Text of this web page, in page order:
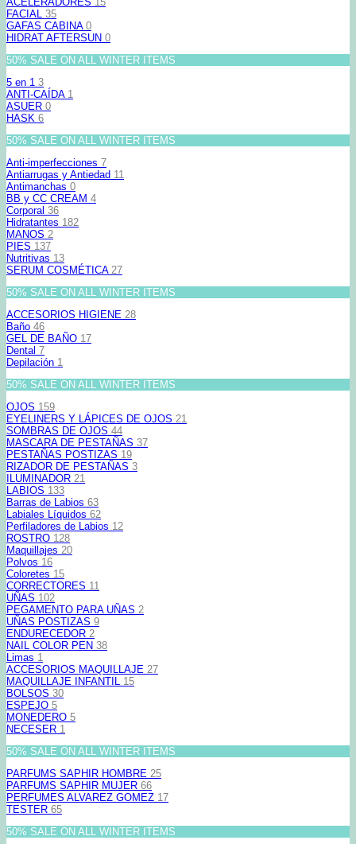
FACIAL 35
GAFAS CABINA 0
HIDRAT AFTERSUN 0
50% SALE ON ALL WINTER ITEMS
5 en 1 3
ANTI-CAÍDA 1
ASUER 0
HASK 6
50% SALE ON ALL WINTER ITEMS
Anti-imperfecciones 7
Antiarrugas y Antiedad 11
Antimanchas 0
BB y CC CREAM 4
Corporal 36
Hidratantes 182
MANOS 2
PIES 137
Nutritivas 13
SERUM COSMÉTICA 27
50% SALE ON ALL WINTER ITEMS
ACCESORIOS HIGIENE 28
Baño 46
GEL DE BAÑO 17
Dental 7
Depilación 1
50% SALE ON ALL WINTER ITEMS
OJOS 159
EYELINERS Y LÁPICES DE OJOS 21
SOMBRAS DE OJOS 44
MASCARA DE PESTAÑAS 37
PESTAÑAS POSTIZAS 19
RIZADOR DE PESTAÑAS 3
ILUMINADOR 21
LABIOS 133
Barras de Labios 63
Labiales Líquidos 62
Perfiladores de Labios 12
ROSTRO 128
Maquillajes 20
Polvos 16
Coloretes 15
CORRECTORES 11
UÑAS 102
PEGAMENTO PARA UÑAS 2
UÑAS POSTIZAS 9
ENDURECEDOR 2
NAIL COLOR PEN 38
Limas 1
ACCESORIOS MAQUILLAJE 27
MAQUILLAJE INFANTIL 15
BOLSOS 30
ESPEJO 5
MONEDERO 5
NECESER 1
50% SALE ON ALL WINTER ITEMS
PARFUMS SAPHIR HOMBRE 25
PARFUMS SAPHIR MUJER 66
PERFUMES ALVAREZ GOMEZ 17
TESTER 65
50% SALE ON ALL WINTER ITEMS